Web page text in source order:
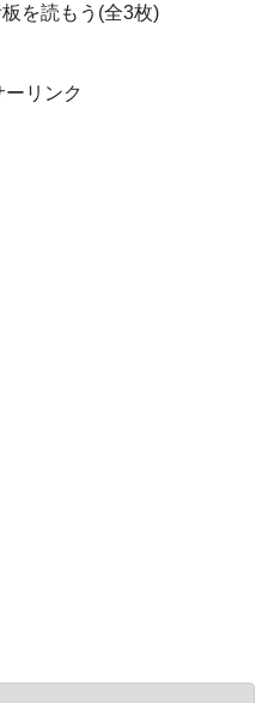
を読もう(全3枚)
ーリンク